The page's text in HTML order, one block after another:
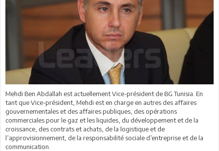
Mehdi Ben Abdallah est actuellement Vice-président de BG Tunisia. En
tant que Vice-président, Mehdi est en charge en autres des affaires
gouvernementales et des affaires publiques, des opérations
commerciales pour le gaz et les liquides, du développement et de la
croissance, des contrats et achats, de la logistique et de
l’approvisionnement, de la responsabilité sociale d’entreprise et de la
communication.